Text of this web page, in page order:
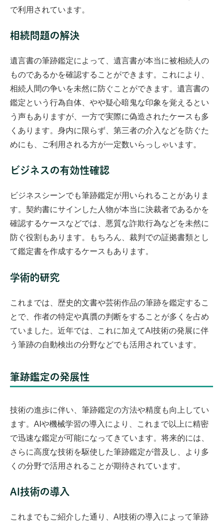
で利用されています。
相続問題の解決
遺言書の筆跡鑑定によって、遺言書が本当に被相続人の
ものであるかを確認することができます。これにより、
相続人間の争いを未然に防ぐことができます。遺言書の
鑑定という行為自体、やや疑心暗鬼な印象を覚えるとい
う声もありますが、一方で実際に偽造されたケースも多
くあります。身内に限らず、第三者の介入などを防ぐた
めにも、ご利用される方が一定数いらっしゃいます。
ビジネスの有効性確認
ビジネスシーンでも筆跡鑑定が用いられることがありま
す。契約書にサインした人物が本当に決裁者であるかを
確認するケースなどでは、悪質な詐欺行為などを未然に
防ぐ役割もあります。もちろん、裁判での証拠書類とし
て鑑定書を作成するケースもあります。
学術的研究
これまでは、歴史的文書や芸術作品の筆跡を鑑定するこ
とで、作者の特定や真贋の判断をすることが多くを占め
ていました。近年では、これに加えてAI技術の発展に伴
う筆跡の自動検出の分野などでも活用されています。
筆跡鑑定の発展性
技術の進歩に伴い、筆跡鑑定の方法や精度も向上してい
ます。AIや機械学習の導入により、これまで以上に精密
で迅速な鑑定が可能になってきています。将来的には、
さらに高度な技術を駆使した筆跡鑑定が普及し、より多
くの分野で活用されることが期待されています。
AI技術の導入
これまでもご紹介した通り、AI技術の導入によって筆跡